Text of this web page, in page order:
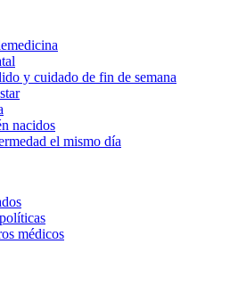
y cuidado de fin de semana
nacidos
el mismo día
médicos